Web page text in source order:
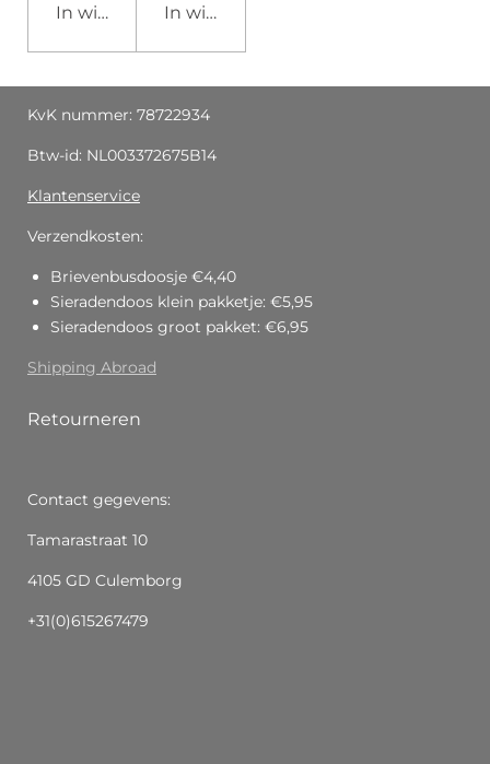
In winkelwagenIn winkelwagen
KvK nummer: 78722934
Btw-id: NL003372675B14
Klantenservice
Verzendkosten:
Brievenbusdoosje €4,40
Sieradendoos klein pakketje: €5,95
Sieradendoos groot pakket: €6,95
Shipping Abroad
Retourneren
Contact gegevens:
Tamarastraat 10
4105 GD Culemborg
+31(0)615267479